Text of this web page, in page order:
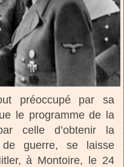
préoccupé par sa
le programme de la
celle d’obtenir la
de guerre, se laisse
à Montoire, le 24